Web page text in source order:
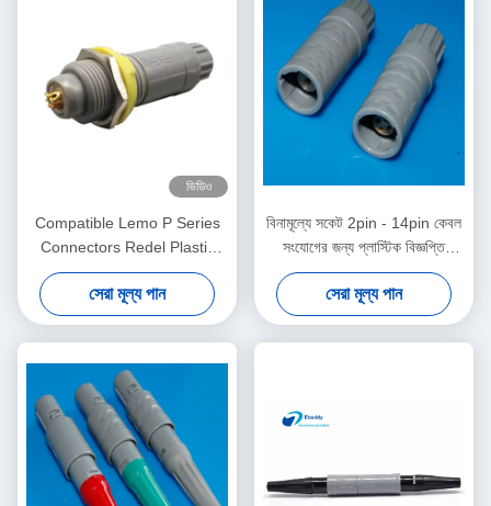
ভিডিও
Compatible Lemo P Series
Connectors Redel Plastic
Push-Pull Self-Locking
Connectors for Medical
Devices
সেরা মূল্য পান
বিনামূল্যে সকেট 2pin - 14pin কেবল
সংযোগের জন্য প্লাস্টিক বিজ্ঞপ্তি
সংযোজক
সেরা মূল্য পান